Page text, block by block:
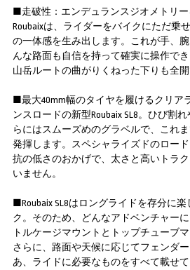
■走破性：エンデュランスジオメトリ
Roubaixは、ライダーをバイクにただ乗
の一体感を生み出します。これが手、
んな路面も自信を持って確実に操作で
山岳ルートの曲がりくねった下りも全開
■最大40mm幅のタイヤを履けるクリア
ンスロードの新型Roubaix SL8。ひび割
らにはスムーズめのグラベルで、これ
発揮します。スペシャライズドのロー
抗の低さのおかげで、太さと高いトラ
いません。
■Roubaix SL8はロングライドを存分に
ク。そのため、どんなアドベンチャー
トルケージマウントとトップチューブ
さらに、路面や天候に応じてフェンダ
あ、ライドに必要なものをすべて載せ